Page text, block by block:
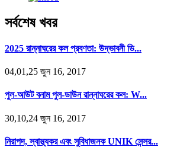
সর্বশেষ খবর
2025 রান্নাঘরের কল প্রবণতা: উদ্ভাবনী ডি...
04,01,25 জুন 16, 2017
পুল-আউট বনাম পুল-ডাউন রান্নাঘরের কল: W...
30,10,24 জুন 16, 2017
নিরাপদ, স্বাস্থ্যকর এবং সুবিধাজনক UNIK সেন্সর...